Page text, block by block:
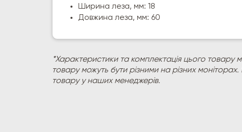
Ширина леза, мм: 18
Довжина леза, мм: 60
*Характеристики та комплектація цього товару
товару можуть бути різними на різних
товару у наших менеджерів.